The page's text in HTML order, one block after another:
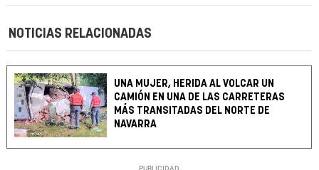
NOTICIAS RELACIONADAS
UNA MUJER, HERIDA AL VOLCAR UN
CAMIÓN EN UNA DE LAS CARRETERAS
MÁS TRANSITADAS DEL NORTE DE
NAVARRA